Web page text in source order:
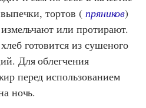
тортов ( пряников)
или протирают.
готовится из сушеного
Для облегчения
перед использованием
ночь.